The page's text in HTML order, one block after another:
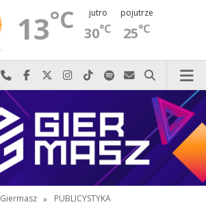
13°C jutro
30°C
pojutrze
25°C
Najlepiej po prostu do nas zadzwoń
Odwiedź nas na Facebook-u
Odwiedź nas na X
Odwiedź nas na Instagram-ie
Odwiedź nas na TikTok-u
Szukaj nas na Spotify
Wyślij do nas
Szukaj
Giermasz » PUBLICYSTYKA